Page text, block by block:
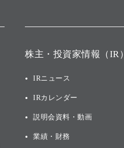
株主・投資家情報（IR）
IRニュース
IRカレンダー
説明会資料・動画
業績・財務